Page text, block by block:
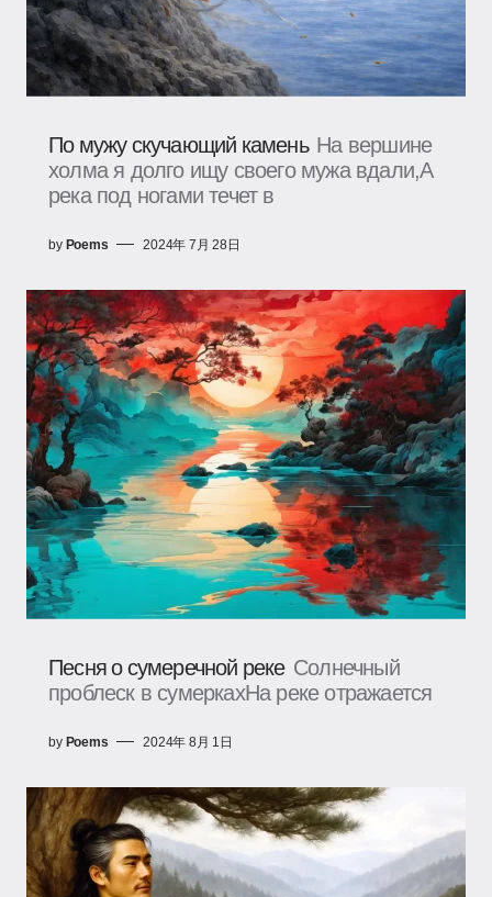
По мужу скучающий камень На вершине
холма я долго ищу своего мужа вдали,А
река под ногами течет в
by Poems 2024年 7月 28日
Песня о сумеречной реке Солнечный
проблеск в сумеркахНа реке отражается
by Poems 2024年 8月 1日